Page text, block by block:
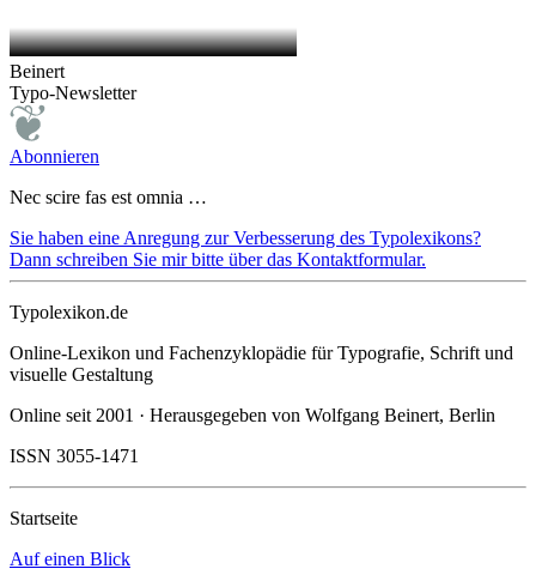
Beinert
Typo-Newsletter
Abonnieren
Nec scire fas est omnia …
Sie haben eine Anregung zur Verbesserung des Typolexikons?
Dann schreiben Sie mir bitte über das Kontaktformular.
Typolexikon.de
Online-Lexikon und Fachenzyklopädie für Typografie, Schrift und
visuelle Gestaltung
Online seit 2001 · Herausgegeben von Wolfgang Beinert, Berlin
ISSN 3055-1471
Startseite
Auf einen Blick